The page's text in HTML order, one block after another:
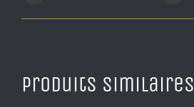
Produits similaires